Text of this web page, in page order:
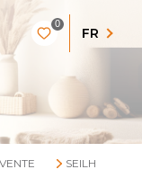
0
FR
VENTE
SEILH